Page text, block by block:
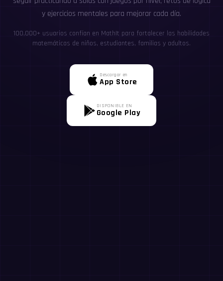
y ejercicios mentales para mejorar cada día.
100,000+ usuarios confían en MathIt para fortalecer las habilidades
matemáticas de niños, estudiantes, familias y adultos.
Descargar en
App Store
DISPONIBLE EN
Google Play